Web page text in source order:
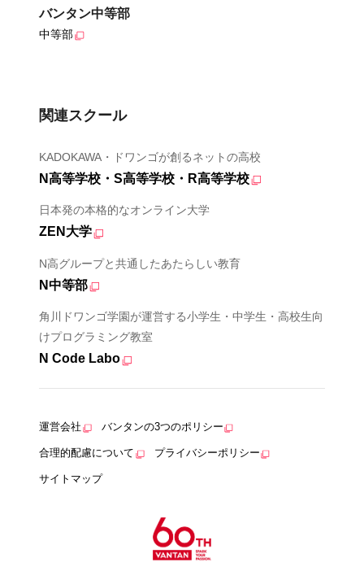
バンタン中等部
中等部
関連スクール
KADOKAWA・ドワンゴが創るネットの高校
N高等学校・S高等学校・R高等学校
日本発の本格的なオンライン大学
ZEN大学
N高グループと共通したあたらしい教育
N中等部
角川ドワンゴ学園が運営する小学生・中学生・高校生向
けプログラミング教室
N Code Labo
運営会社 バンタンの3つのポリシー
合理的配慮について プライバシーポリシー
サイトマップ